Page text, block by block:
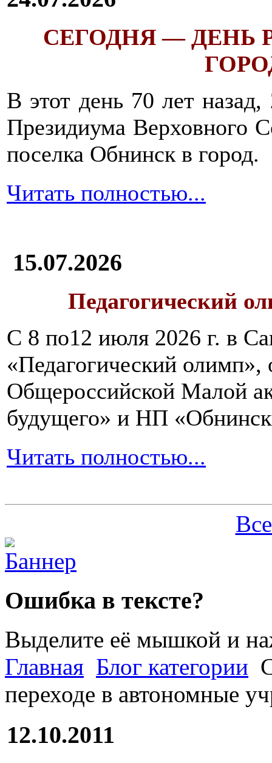
СЕГОДНЯ — ДЕНЬ
В этот день 70 лет
Президиума Верховного
поселка Обнинск в город.
Читать полностью...
15.07.2026
Педагогический
С 8 по12 июля 2026 г. в
«Педагогический олимп»,
Общероссийской Малой
будущего» и НП
Читать полностью...
Ошибка в тексте?
Выделите её мышкой и
Главная Блог категории
переходе в автономные
12.10.2011